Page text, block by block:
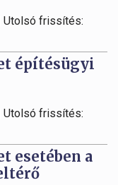
Utolsó frissítés:
építésügyi
Utolsó frissítés:
esetében a